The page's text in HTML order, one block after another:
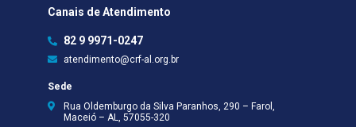
Canais de Atendimento
82 9 9971-0247
atendimento@crf-al.org.br
Sede
Rua Oldemburgo da Silva Paranhos, 290 – Farol,
Maceió – AL, 57055-320